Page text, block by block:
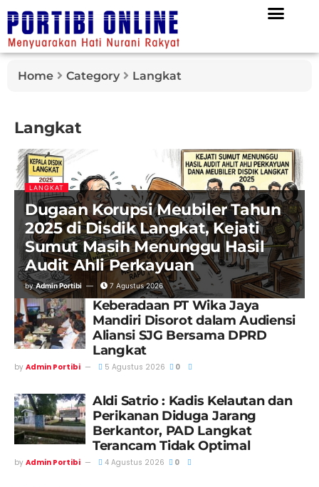
Home Category Langkat
Langkat
LANGKAT
Dugaan Korupsi Meubiler Tahun
2025 di Disdik Langkat, Kejati
Sumut Masih Menunggu Hasil
Audit Ahli Perkayuan
by Admin Portibi 7 Agustus 2026
Keberadaan PT Wika Jaya
Mandiri Disorot dalam Audiensi
Aliansi SJG Bersama DPRD
Langkat
by Admin Portibi 5 Agustus 2026 0
Aldi Satrio : Kadis Kelautan dan
Perikanan Diduga Jarang
Berkantor, PAD Langkat
Terancam Tidak Optimal
by Admin Portibi 4 Agustus 2026 0